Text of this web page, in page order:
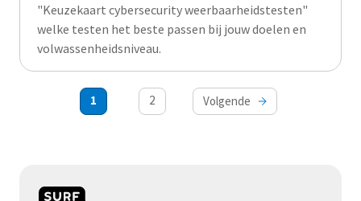
"Keuzekaart cybersecurity weerbaarheidstesten"
welke testen het beste passen bij jouw doelen en
volwassenheidsniveau.
Berichten
paginering
1 2 Volgende